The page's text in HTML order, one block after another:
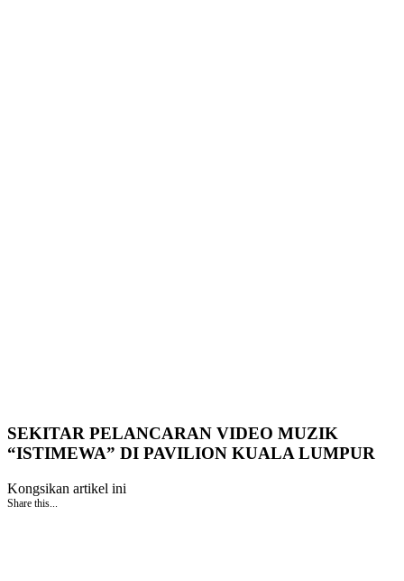
SEKITAR PELANCARAN VIDEO MUZIK
“ISTIMEWA” DI PAVILION KUALA LUMPUR
Kongsikan artikel ini
Share this...